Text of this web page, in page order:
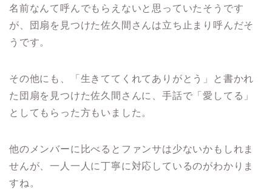
名前なんて呼んでもらえないと思っていたそうです
が、団扇を見つけた佐久間さんは立ち止まり呼んだそ
うです。
その他にも、「生きててくれてありがとう」と書かれ
た団扇を見つけた佐久間さんに、手話で「愛してる」
としてもらった方もいました。
他のメンバーに比べるとファンサは少ないかもしれま
せんが、一人一人に丁寧に対応しているのがわかりま
すね。